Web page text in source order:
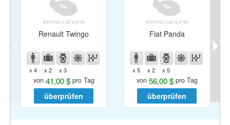
Renault Twingo
x 4 x 2 x 3
von 41,00 $ pro Tag
überprüfen
Fiat Panda
x 5 x 2 x 5
von 56,00 $ pro Tag
überprüfen